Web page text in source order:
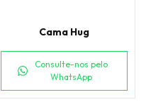
Cama Hug
Consulte-nos pelo
WhatsApp